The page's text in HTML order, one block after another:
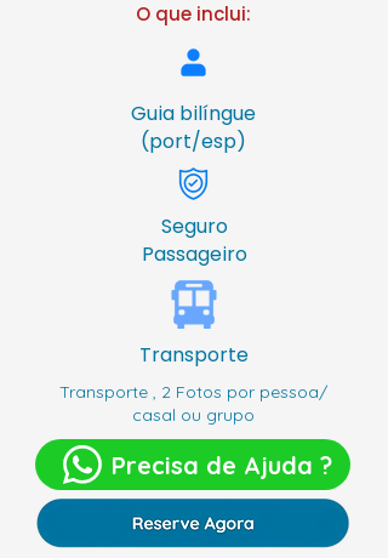
O que inclui:
Guia bilíngue
(port/esp)
Seguro
Passageiro
Transporte
Transporte , 2 Fotos por pessoa/
casal ou grupo
Precisa de Ajuda ?